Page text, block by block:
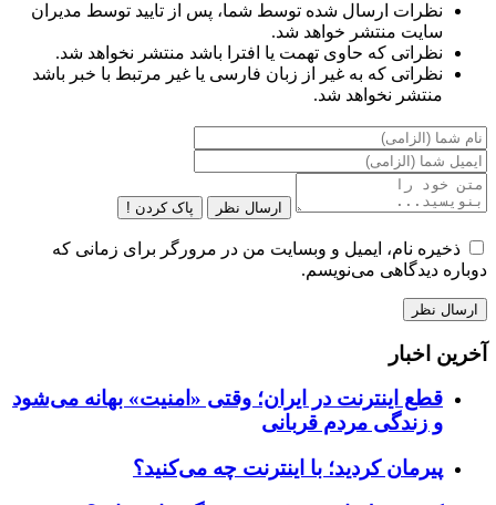
نظرات ارسال شده توسط شما، پس از تایید توسط مدیران
سایت منتشر خواهد شد.
نظراتی که حاوی تهمت یا افترا باشد منتشر نخواهد شد.
نظراتی که به غیر از زبان فارسی یا غیر مرتبط با خبر باشد
منتشر نخواهد شد.
ارسال نظر پاک کردن !
ذخیره نام، ایمیل و وبسایت من در مرورگر برای زمانی که
دوباره دیدگاهی می‌نویسم.
آخرین اخبار
قطع اینترنت در ایران؛ وقتی «امنیت» بهانه می‌شود
و زندگی مردم قربانی
پیرمان کردید؛ با اینترنت چه می‌کنید؟